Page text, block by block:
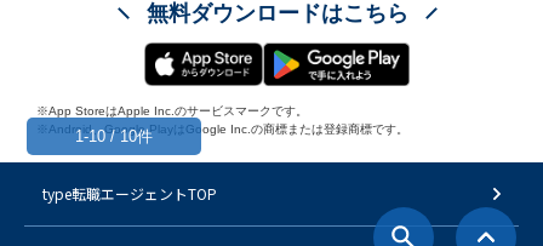
1-10 / 10件
無料ダウンロードはこちら
※App StoreはApple Inc.のサービスマークです。
※Android、Google PlayはGoogle Inc.の商標または登録商標です。
type転職エージェントTOP